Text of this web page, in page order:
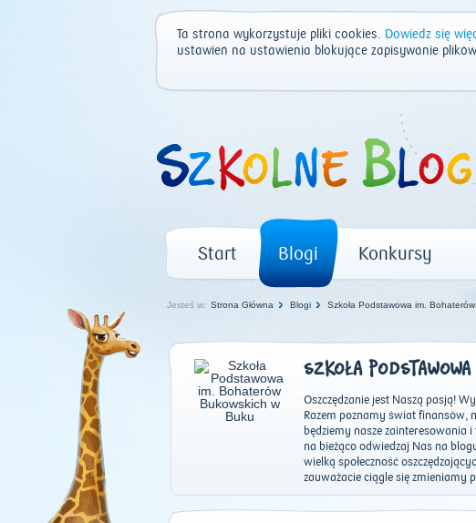
Ta strona wykorzystuje pliki cookies. Dowiedz się
ustawień na ustawienia blokujące zapisywanie
Start Blogi Konkursy
Jesteś w: Strona Główna Blogi Szkoła Podstawowa im.
SZKOŁA
Oszczędzanie jest Naszą pasją!
Razem poznamy świat finansów,
będziemy nasze zainteresowania
na bieżąco odwiedzaj Nas na
wielką społeczność
zauważacie ciągle się zmieniamy